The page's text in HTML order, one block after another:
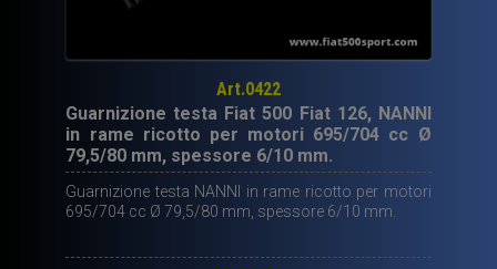
Art.0422
Guarnizione testa Fiat 500 Fiat 126, NANNI
in rame ricotto per motori 695/704 cc Ø
79,5/80 mm, spessore 6/10 mm.
Guarnizione testa NANNI in rame ricotto per motori
695/704 cc Ø 79,5/80 mm, spessore 6/10 mm.